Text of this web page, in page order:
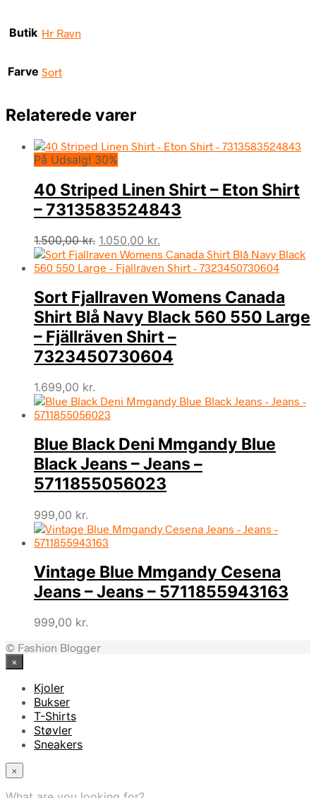
Butik Hr Ravn
Farve Sort
Relaterede varer
På Udsalg! 30%
40 Striped Linen Shirt – Eton Shirt
– 7313583524843
1.500,00kr. Den
oprindelige
pris
1.500,00 kr..
1.050,00 kr.
aktuelle
pris
1.050,00 kr..
Sort Fjallraven Womens Canada
Shirt Blå Navy Black 560 550 Large
– Fjällräven Shirt –
7323450730604
1.699,00 kr.
Blue Black Deni Mmgandy Blue
Black Jeans – Jeans –
5711855056023
999,00 kr.
Vintage Blue Mmgandy Cesena
Jeans – Jeans – 5711855943163
999,00 kr.
© Fashion Blogger
×
Kjoler
Bukser
T-Shirts
Støvler
Sneakers
×